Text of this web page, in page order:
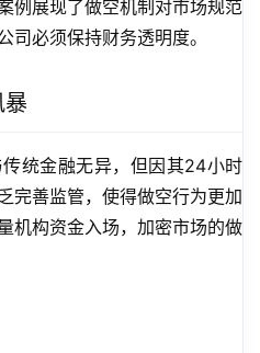
例展现了做空机制对市场规范
司必须保持财务透明度。
统金融无异，但因其24小时
完善监管，使得做空行为更加
机构资金入场，加密市场的做